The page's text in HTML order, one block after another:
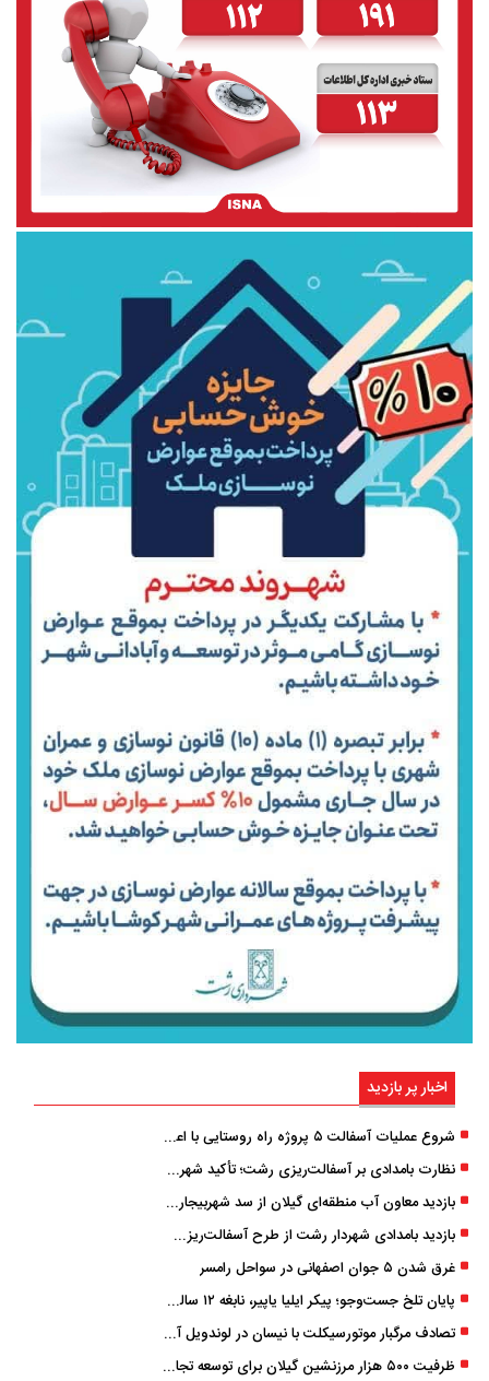
اخبار پر بازدید
شروع عملیات آسفالت ۵ پروژه راه ‌روستایی با اعتبار ۳۷۰ میلیاردی در گیلان
نظارت بامدادی بر آسفالت‌ریزی رشت؛ تأکید شهردار و بازرس کل بر کیفیت اجرای پروژه‌ها
بازدید معاون آب منطقه‌ای گیلان از سد شهربیجار برای تداوم تأمین آب شرب استان
بازدید بامدادی شهردار رشت از طرح آسفالت‌ریزی گسترده در مناطق پنج‌گانه
غرق شدن ۵ جوان اصفهانی در سواحل رامسر
پایان تلخ جست‌وجو؛ پیکر ایلیا یاپیر، نابغه ۱۲ ساله لاهیجانی پیدا شد
تصادف مرگبار موتورسیکلت با نیسان در لوندویل آستارا/ انتقال مصدوم با اورژانس هوایی به رشت
ظرفیت ۵۰۰ هزار مرزنشین گیلان برای توسعه تجارت فعال می‌شود